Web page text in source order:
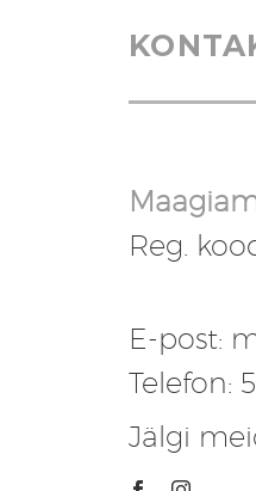
Reg.
E-post:
Telefon:
Jälgi